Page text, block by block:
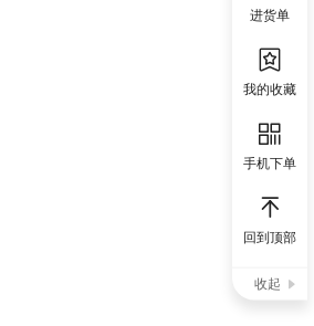
进货单
我的收藏
手机下单
回到顶部
收起